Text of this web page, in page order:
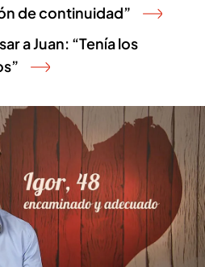
de continuidad”
a Juan: “Tenía los